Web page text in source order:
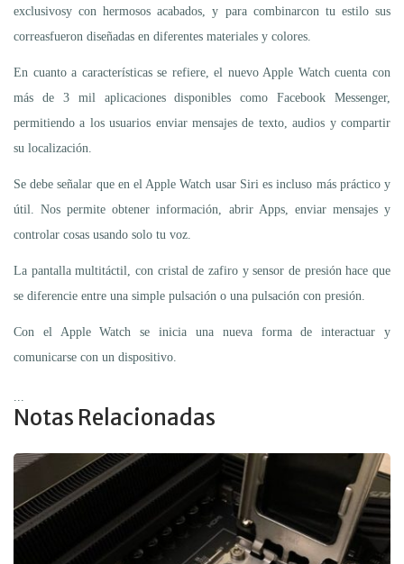
exclusivosy con hermosos acabados, y para combinarcon tu estilo sus
correasfueron diseñadas en diferentes materiales y colores.
En cuanto a características se refiere, el nuevo Apple Watch cuenta con
más de 3 mil aplicaciones disponibles como Facebook Messenger,
permitiendo a los usuarios enviar mensajes de texto, audios y compartir
su localización.
Se debe señalar que en el Apple Watch usar Siri es incluso más práctico y
útil. Nos permite obtener información, abrir Apps, enviar mensajes y
controlar cosas usando solo tu voz.
La pantalla multitáctil, con cristal de zafiro y sensor de presión hace que
se diferencie entre una simple pulsación o una pulsación con presión.
Con el Apple Watch se inicia una nueva forma de interactuar y
comunicarse con un dispositivo.
Notas Relacionadas